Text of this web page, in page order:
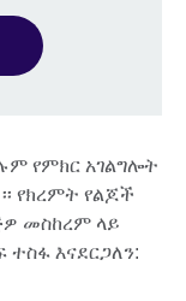
የምክር አገልግሎት
የክረምት የልጆች
መስከረም ላይ
እናደርጋለን: